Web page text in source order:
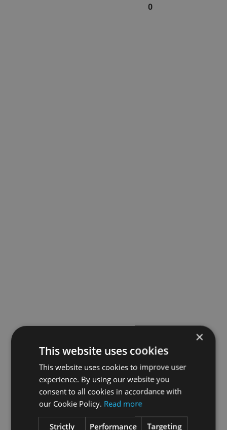
0
×
This website uses cookies
This website uses cookies to improve user
experience. By using our website you
consent to all cookies in accordance with
our Cookie Policy. Read more
Strictly
Performance Targeting